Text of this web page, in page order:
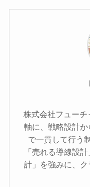
株式会社フュー
軸に、戦略設計
で一貫して行う
「売れる導線設
計」を強みに、